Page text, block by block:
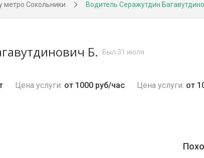
метро Сокольники Водитель Серажутдин
Б. Был 31 июля
Цена услуги: от 1000 руб/час Цена услуги: от